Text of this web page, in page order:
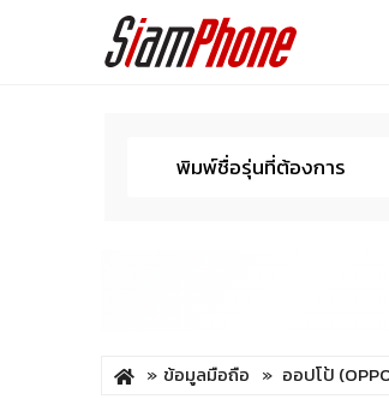
ข้อมูลมือถือ ออปโป้